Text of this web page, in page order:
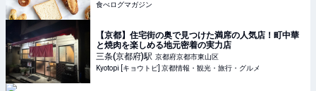
食べログマガジン
【京都】住宅街の奥で見つけた満席の人気店！町中華
と焼肉を楽しめる地元密着の実力店
三条(京都府)駅 京都府京都市東山区
Kyotopi [キョウトピ] 京都情報・観光・旅行・グルメ